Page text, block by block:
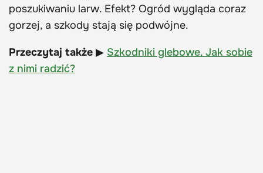
poszukiwaniu larw. Efekt? Ogród wygląda coraz
gorzej, a szkody stają się podwójne.
Przeczytaj także ▶ Szkodniki glebowe. Jak sobie
z nimi radzić?